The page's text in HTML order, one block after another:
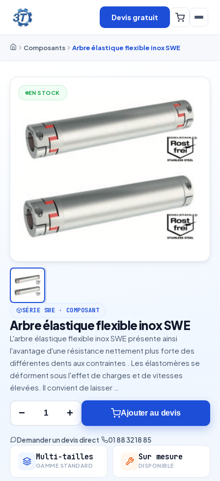
Devis gratuit
Composants Arbre élastique flexible inox SWE
EN STOCK
SÉRIE SWE · COMPOSANT
Arbre élastique flexible inox SWE
L'arbre élastique flexible inox SWE présente ainsi
l'avantage d'une résistance nettement plus forte des
différentes dents aux contraintes . Les élastomères se
déforment sous l'effet de charges et de vitesses
élevées. Il convient de laisser …
− + Ajouter au devis
Demander un devis direct· 01 88 32 18 85
Multi-tailles
GAMME STANDARD
Sur mesure
DISPONIBLE